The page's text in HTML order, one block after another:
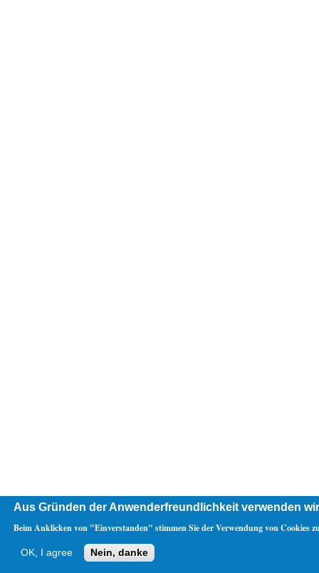
Aus Gründen der Anwenderfreundlichkeit verwenden
Beim Anklicken von "Einverstanden" stimmen Sie der Verwendung von Cookies
OK, I agree Nein, danke